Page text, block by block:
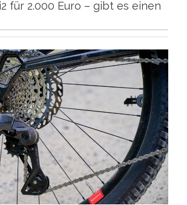
für 2.000 Euro – gibt es einen